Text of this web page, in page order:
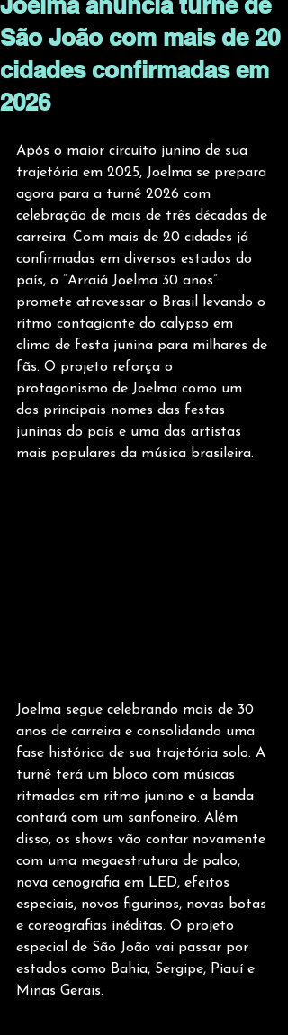
São João com mais de 20
cidades confirmadas em
2026
Após o maior circuito junino de sua
trajetória em 2025, Joelma se prepara
agora para a turnê 2026 com
celebração de mais de três décadas de
carreira. Com mais de 20 cidades já
confirmadas em diversos estados do
país, o “Arraiá Joelma 30 anos”
promete atravessar o Brasil levando o
ritmo contagiante do calypso em
clima de festa junina para milhares de
fãs. O projeto reforça o
protagonismo de Joelma como um
dos principais nomes das festas
juninas do país e uma das artistas
mais populares da música brasileira.
Joelma segue celebrando mais de 30
anos de carreira e consolidando uma
fase histórica de sua trajetória solo. A
turnê terá um bloco com músicas
ritmadas em ritmo junino e a banda
contará com um sanfoneiro. Além
disso, os shows vão contar novamente
com uma megaestrutura de palco,
nova cenografia em LED, efeitos
especiais, novos figurinos, novas botas
e coreografias inéditas. O projeto
especial de São João vai passar por
estados como Bahia, Sergipe, Piauí e
Minas Gerais.